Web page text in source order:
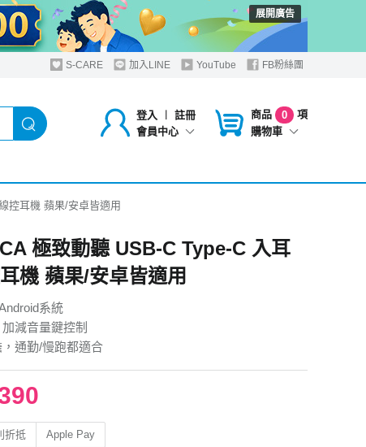
展開廣告
S-CARE 加入LINE YouTube FB粉絲團
登入 ︱
註冊
會員中心
商品 0
項
購物車
控耳機 蘋果/安卓皆適用
極致動聽 USB-C Type-C 入耳
機 蘋果/安卓皆適用
系統
減音量鍵控制
通勤/慢跑都適合
折抵 Apple Pay